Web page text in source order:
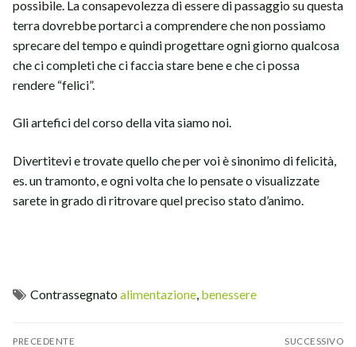
possibile. La consapevolezza di essere di passaggio su questa
terra dovrebbe portarci a comprendere che non possiamo
sprecare del tempo e quindi progettare ogni giorno qualcosa
che ci completi che ci faccia stare bene e che ci possa
rendere “felici”.
Gli artefici del corso della vita siamo noi.
Divertitevi e trovate quello che per voi è sinonimo di felicità,
es. un tramonto, e ogni volta che lo pensate o visualizzate
sarete in grado di ritrovare quel preciso stato d’animo.
Contrassegnatoalimentazione, benessere
Navigazione
PRECEDENTE SUCCESSIVO